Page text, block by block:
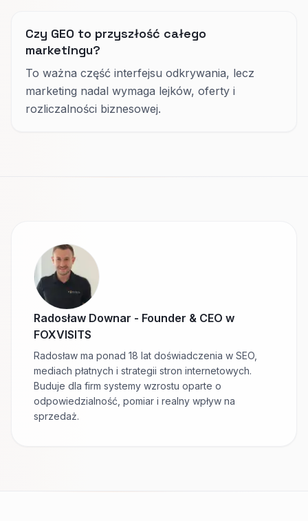
Czy GEO to przyszłość całego
marketingu?
To ważna część interfejsu odkrywania, lecz
marketing nadal wymaga lejków, oferty i
rozliczalności biznesowej.
Radosław Downar - Founder & CEO w
FOXVISITS
Radosław ma ponad 18 lat doświadczenia w SEO,
mediach płatnych i strategii stron internetowych.
Buduje dla firm systemy wzrostu oparte o
odpowiedzialność, pomiar i realny wpływ na
sprzedaż.